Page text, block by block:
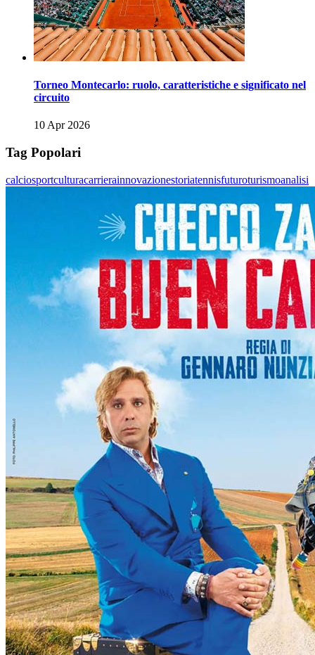
Torneo Montecarlo: ruolo, caratteristiche e significato nel
circuito
10 Apr 2026
Tag Popolari
calciosportculturacarrierainnovazionestoriatennisfuturoturismoanalisi